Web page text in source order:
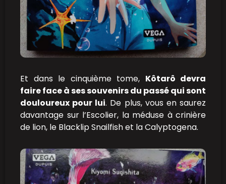
Et dans le cinquième tome, Kôtarô devra
faire face à ses souvenirs du passé qui sont
douloureux pour lui. De plus, vous en saurez
davantage sur l’Escolier, la méduse à crinière
de lion, le Blacklip Snailfish et la Calyptogena.